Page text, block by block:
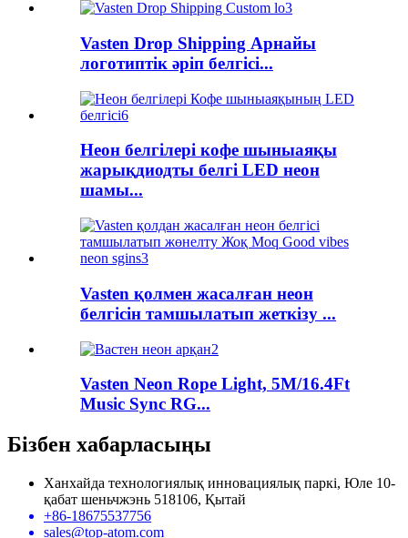
Vasten Drop Shipping Арнайы
логотиптік әріп белгісі...
Неон белгілері кофе шыныаяқы
жарықдиодты белгі LED неон
шамы...
Vasten қолмен жасалған неон
белгісін тамшылатып жеткізу ...
Vasten Neon Rope Light, 5M/16.4Ft
Music Sync RG...
Бізбен хабарласыңы
Ханхайда технологиялық инновациялық паркі, Юле 10-
қабат шеньчжэнь 518106, Қытай
+86-18675537756
sales@top-atom.com